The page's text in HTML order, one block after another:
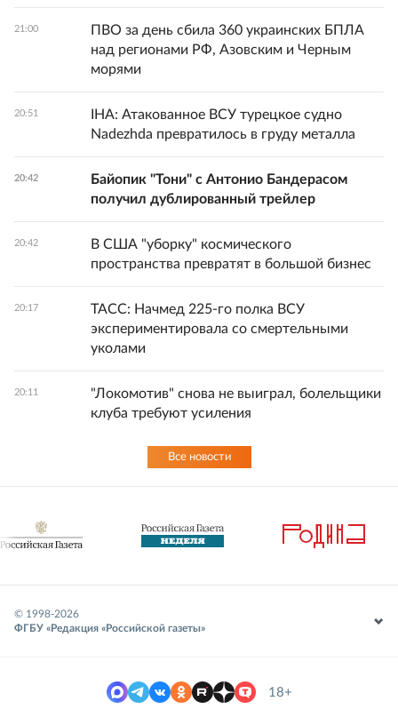
21:00
ПВО за день сбила 360 украинских БПЛА
над регионами РФ, Азовским и Черным
морями
20:51
IHA: Атакованное ВСУ турецкое судно
Nadezhda превратилось в груду металла
20:42
Байопик "Тони" с Антонио Бандерасом
получил дублированный трейлер
20:42
В США "уборку" космического
пространства превратят в большой бизнес
20:17
ТАСС: Начмед 225-го полка ВСУ
экспериментировала со смертельными
уколами
20:11
"Локомотив" снова не выиграл, болельщики
клуба требуют усиления
Все новости
© 1998-2026
ФГБУ «Редакция «Российской газеты»
18+